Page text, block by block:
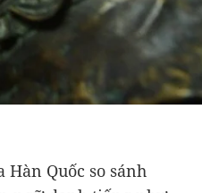
Quốc so sánh